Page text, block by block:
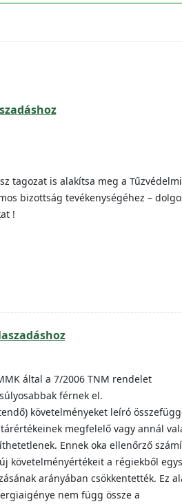
tagozat is alakítsa meg a Tűzvédelmi
bizottság tevékenységéhez –
!
által a 7/2006 TNM rendelet
férnek el.
követelményeket leíró
megfelelő vagy annál
Ennek oka ellenőrző
követelményértékeit a régiekből
arányában csökkentették. Ez
nem függ össze a